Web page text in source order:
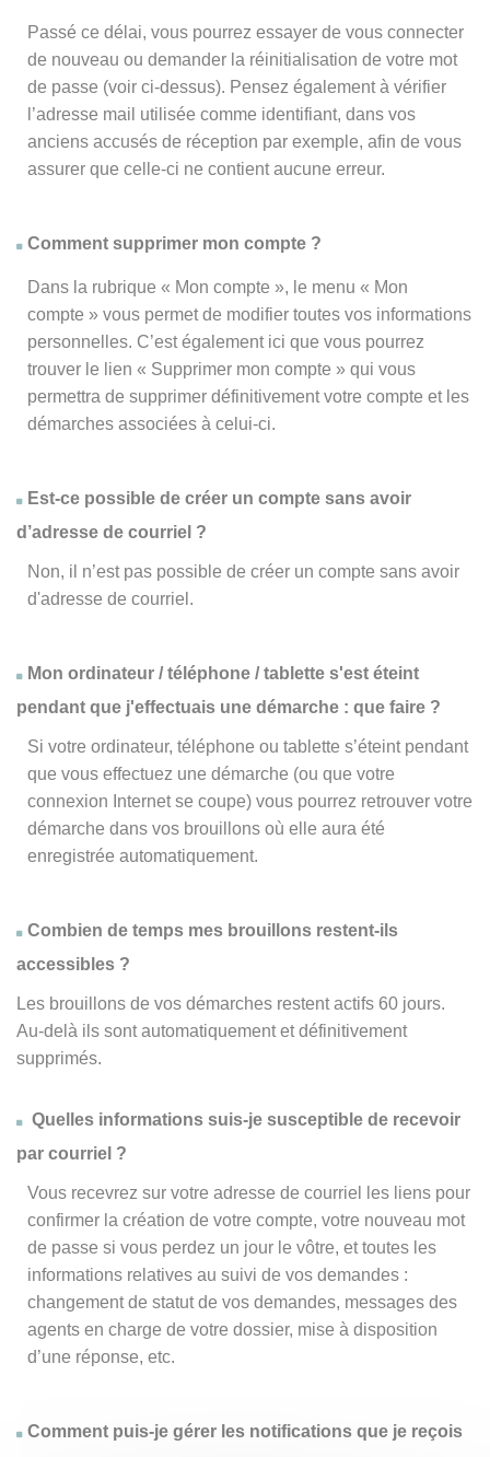
Passé ce délai, vous pourrez essayer de vous connecter
de nouveau ou demander la réinitialisation de votre mot
de passe (voir ci-dessus). Pensez également à vérifier
l’adresse mail utilisée comme identifiant, dans vos
anciens accusés de réception par exemple, afin de vous
assurer que celle-ci ne contient aucune erreur.
Comment supprimer mon compte ?
Dans la rubrique « Mon compte », le menu « Mon
compte » vous permet de modifier toutes vos informations
personnelles. C’est également ici que vous pourrez
trouver le lien « Supprimer mon compte » qui vous
permettra de supprimer définitivement votre compte et les
démarches associées à celui-ci.
Est-ce possible de créer un compte sans avoir
d’adresse de courriel ?
Non, il n’est pas possible de créer un compte sans avoir
d'adresse de courriel.
Mon ordinateur / téléphone / tablette s'est éteint
pendant que j'effectuais une démarche : que faire ?
Si votre ordinateur, téléphone ou tablette s’éteint pendant
que vous effectuez une démarche (ou que votre
connexion Internet se coupe) vous pourrez retrouver votre
démarche dans vos brouillons où elle aura été
enregistrée automatiquement.
Combien de temps mes brouillons restent-ils
accessibles ?
Les brouillons de vos démarches restent actifs 60 jours.
Au-delà ils sont automatiquement et définitivement
supprimés.
Quelles informations suis-je susceptible de recevoir
par courriel ?
Vous recevrez sur votre adresse de courriel les liens pour
confirmer la création de votre compte, votre nouveau mot
de passe si vous perdez un jour le vôtre, et toutes les
informations relatives au suivi de vos demandes :
changement de statut de vos demandes, messages des
agents en charge de votre dossier, mise à disposition
d’une réponse, etc.
Comment puis-je gérer les notifications que je reçois